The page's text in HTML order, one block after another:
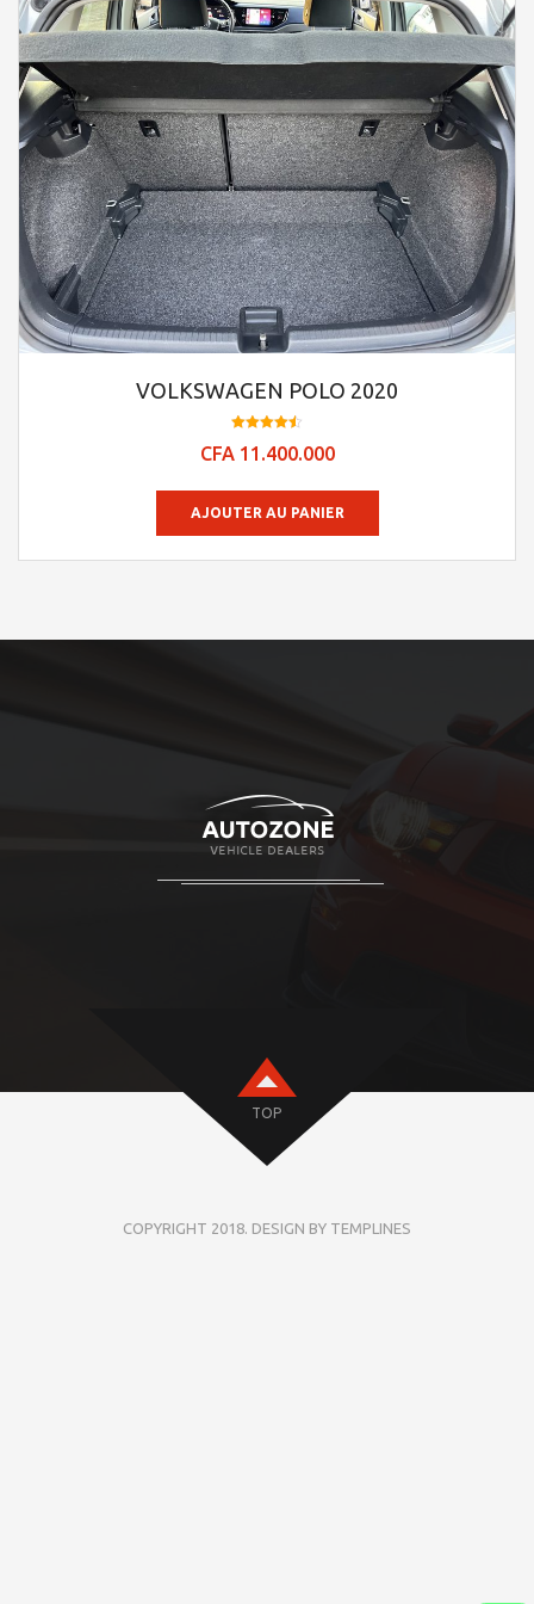
VOLKSWAGEN POLO 2020
4.48
CFA11.400.000
AJOUTER AU PANIER
TOP
COPYRIGHT 2018. DESIGN BY TEMPLINES